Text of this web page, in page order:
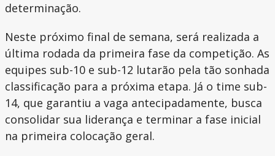
determinação.
Neste próximo final de semana, será realizada a
última rodada da primeira fase da competição. As
equipes sub-10 e sub-12 lutarão pela tão sonhada
classificação para a próxima etapa. Já o time sub-
14, que garantiu a vaga antecipadamente, busca
consolidar sua liderança e terminar a fase inicial
na primeira colocação geral.